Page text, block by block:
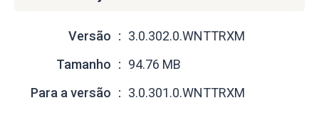
Versão
3.0.302.0.WNTTRXM
Tamanho
94.76 MB
Para a versão
3.0.301.0.WNTTRXM